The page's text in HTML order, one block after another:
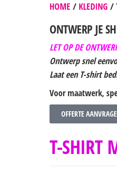
HOME / KLEDING /
ONTWERP JE
LET OP DE
Ontwerp snel
Laat een T-shirt
Voor maatwerk,
OFFERTE
T-SHIRT